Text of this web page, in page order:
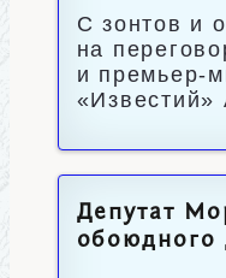
С зонтов и
на
и премьер-
«Известий»
Депутат
обоюдного